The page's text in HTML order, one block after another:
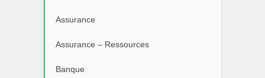
Assurance
Assurance – Ressources
Banque